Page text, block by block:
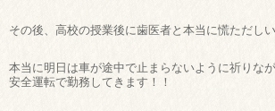
その後、高校の授業後に歯医者と本当に慌ただしい
本当に明日は車が途中で止まらないように祈りな
安全運転で勤務してきます！！